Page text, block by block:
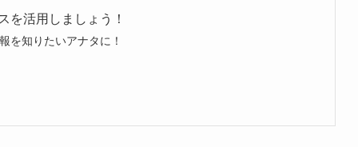
を活用しましょう！
を知りたいアナタに！